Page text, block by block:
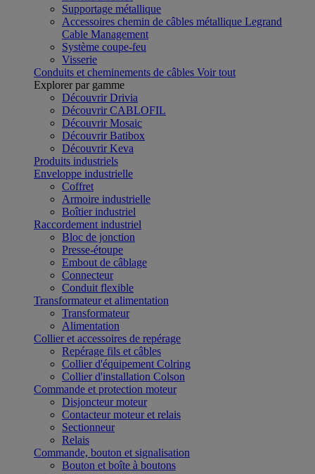
Supportage métallique
Accessoires chemin de câbles métallique Legrand
Cable Management
Système coupe-feu
Visserie
Conduits et cheminements de câbles Voir tout
Explorer par gamme
Découvrir Drivia
Découvrir CABLOFIL
Découvrir Mosaic
Découvrir Batibox
Découvrir Keva
Produits industriels
Enveloppe industrielle
Coffret
Armoire industrielle
Boîtier industriel
Raccordement industriel
Bloc de jonction
Presse-étoupe
Embout de câblage
Connecteur
Conduit flexible
Transformateur et alimentation
Transformateur
Alimentation
Collier et accessoires de repérage
Repérage fils et câbles
Collier d'équipement Colring
Collier d'installation Colson
Commande et protection moteur
Disjoncteur moteur
Contacteur moteur et relais
Sectionneur
Relais
Commande, bouton et signalisation
Bouton et boîte à boutons